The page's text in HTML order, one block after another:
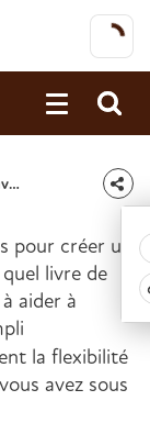
Cuisiner avec Too Good To Go
pour créer un
livre de
aider à
la flexibilité
avez sous